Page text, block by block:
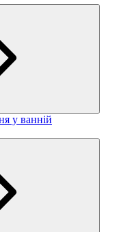
у ванній